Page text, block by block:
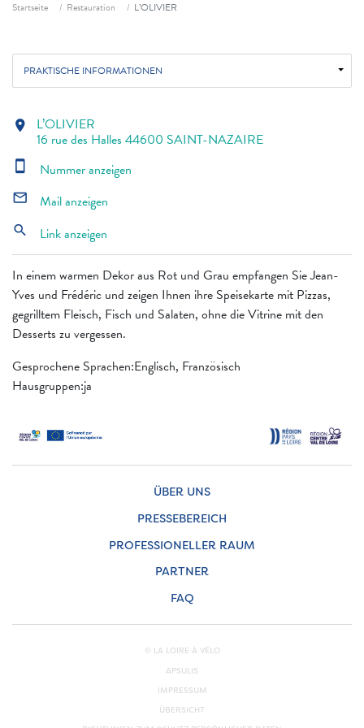
Startseite Restauration L’OLIVIER
PRAKTISCHE INFORMATIONEN
In einem warmen Dekor aus Rot und Grau empfangen Sie Jean-
Yves und Frédéric und zeigen Ihnen ihre Speisekarte mit Pizzas,
gegrilltem Fleisch, Fisch und Salaten, ohne die Vitrine mit den
Desserts zu vergessen.
Gesprochene Sprachen:Englisch, Französisch
Hausgruppen:ja
location_on L’OLIVIER
16 rue des Halles 44600 SAINT-NAZAIRE
smartphone Nummer anzeigen
mail_outline Mail anzeigen
search Link anzeigen
ÜBER UNS
PRESSEBEREICH
PROFESSIONELLER RAUM
PARTNER
FAQ
© LA LOIRE À VÉLO
APSULIS
IMPRESSUM
ÜBERSICHT